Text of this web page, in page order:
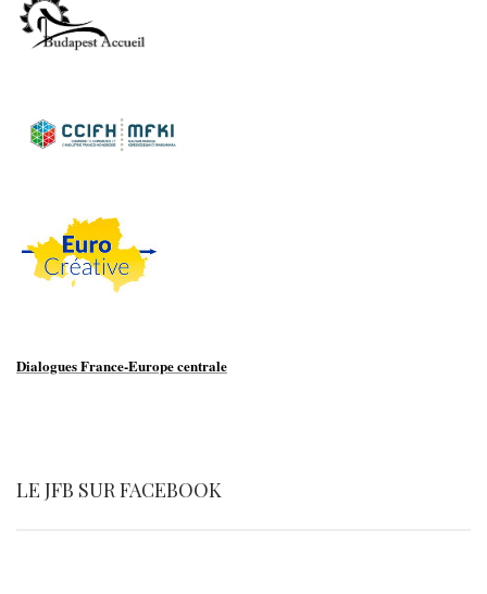
Dialogues France-Europe centrale
LE JFB SUR FACEBOOK